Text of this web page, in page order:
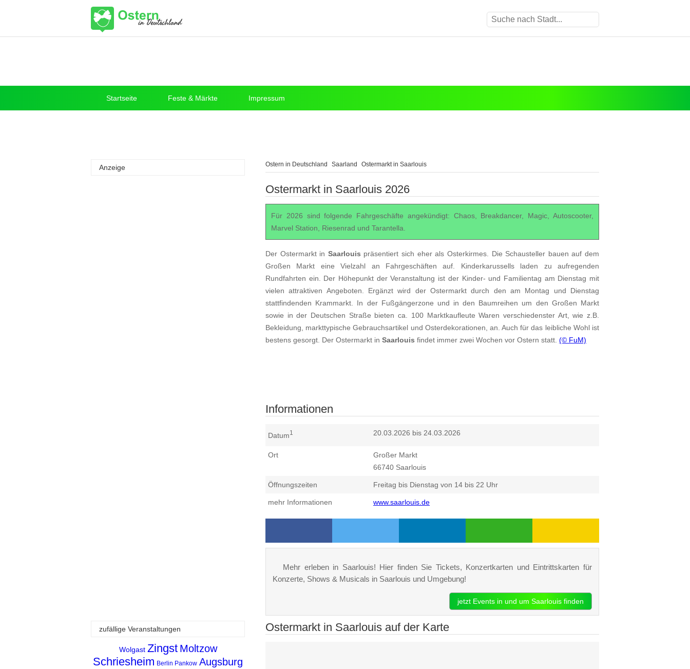
Startseite Feste & Märkte Impressum
Ostern in Deutschland Saarland Ostermarkt in Saarlouis
Ostermarkt in Saarlouis 2026
Für 2026 sind folgende Fahrgeschäfte angekündigt: Chaos, Breakdancer, Magic, Autoscooter,
Marvel Station, Riesenrad und Tarantella.
Der Ostermarkt in Saarlouis präsentiert sich eher als Osterkirmes. Die Schausteller bauen auf dem
Großen Markt eine Vielzahl an Fahrgeschäften auf. Kinderkarussells laden zu aufregenden
Rundfahrten ein. Der Höhepunkt der Veranstaltung ist der Kinder- und Familientag am Dienstag mit
vielen attraktiven Angeboten. Ergänzt wird der Ostermarkt durch den am Montag und Dienstag
stattfindenden Krammarkt. In der Fußgängerzone und in den Baumreihen um den Großen Markt
sowie in der Deutschen Straße bieten ca. 100 Marktkaufleute Waren verschiedenster Art, wie z.B.
Bekleidung, markttypische Gebrauchsartikel und Osterdekorationen, an. Auch für das leibliche Wohl ist
bestens gesorgt. Der Ostermarkt in Saarlouis findet immer zwei Wochen vor Ostern statt. (© FuM)
Informationen
Datum1 20.03.2026 bis 24.03.2026
Ort
Großer Markt
66740 Saarlouis
Öffnungszeiten Freitag bis Dienstag von 14 bis 22 Uhr
mehr Informationen www.saarlouis.de
Mehr erleben in Saarlouis! Hier finden Sie Tickets, Konzertkarten und Eintrittskarten für
Konzerte, Shows & Musicals in Saarlouis und Umgebung!
jetzt Events in und um Saarlouis finden
Anzeige
Ostermarkt in Saarlouis auf der Karte
zufällige Veranstaltungen
Wolgast Zingst Moltzow
Schriesheim Berlin Pankow Augsburg